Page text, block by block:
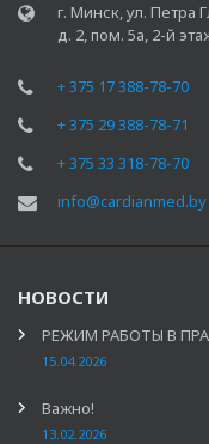
г. Минск, ул. Петра
д. 2, пом. 5а, 2-й
+ 375 17 388-78-70
+ 375 29 388-78-71
+ 375 33 318-78-70
info@cardianmed.by
НОВОСТИ
РЕЖИМ РАБОТЫ В
15.04.2026
Важно!
13.02.2026